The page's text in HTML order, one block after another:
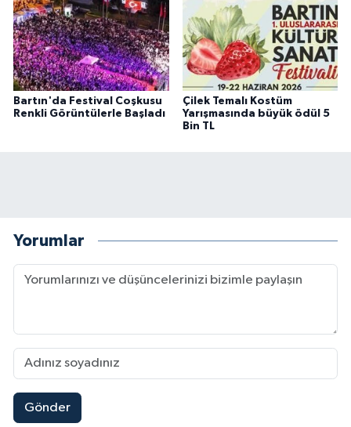
Bartın'da Festival Coşkusu
Renkli Görüntülerle Başladı
Çilek Temalı Kostüm
Yarışmasında büyük ödül 5
Bin TL
Yorumlar
Gönder